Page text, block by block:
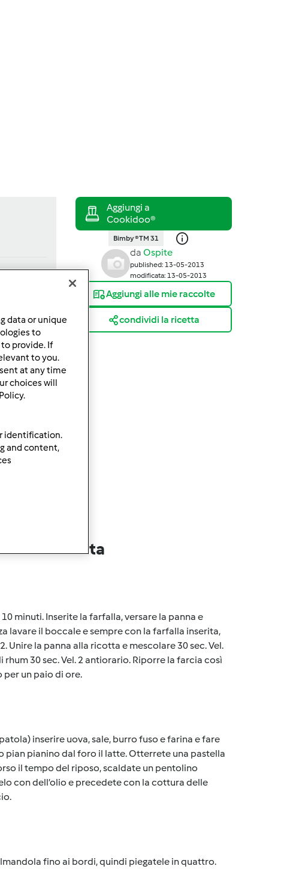
Bimby ® TM 31
da Ospite
published: 13-05-2013
modificata: 13-05-2013
Aggiungi alle mie raccolte
condividi la ricetta
della ricetta
minuti. Inserite la farfalla, versare la panna e
lavare il boccale e sempre con la farfalla inserita,
Unire la panna alla ricotta e mescolare 30 sec. Vel.
30 sec. Vel. 2 antiorario. Riporre la farcia così
un paio di ore.
inserire uova, sale, burro fuso e farina e fare
pian pianino dal foro il latte. Otterrete una pastella
il tempo del riposo, scaldate un pentolino
con dell’olio e precedete con la cottura delle
fino ai bordi, quindi piegatele in quattro.
data or unique
to
provide. If
to you.
at any time
choices will
identification.
and content,